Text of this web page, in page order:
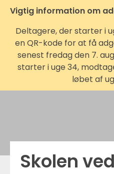
Vigtig information om
Deltagere, der starter i
en QR-kode for at få
senest fredag den 7.
starter i uge 34,
løbet af
Skolen